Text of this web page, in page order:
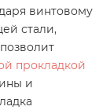
винтовому
стали,
прокладкой
и